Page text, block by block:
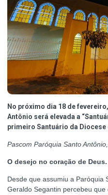
No próximo dia 18 de
Antônio será elevada a
primeiro Santuário da Diocese
Pascom Paróquia Santo
O desejo no coração de Deus.
Desde que assumiu a Paróquia
Geraldo Segantin percebeu